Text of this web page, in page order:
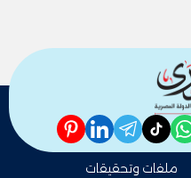
whatsapp
tiktok
telegram
linkedin
pinterest
ملفات وتحقيقات